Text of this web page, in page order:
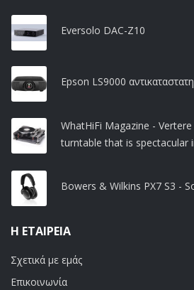
Eversolo DAC-Z10
Epson LS9000
WhatHiFi Magazine -
turntable that is spectacular
Bowers & Wilkins PX7 S3 -
Η ΕΤΑΙΡΕΊΑ
Σχετικά με εμάς
Επικοινωνία